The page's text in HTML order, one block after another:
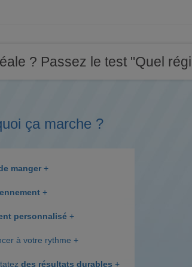
? Passez le test "Quel
ça marche ?
manger +
+
personnalisé +
à votre rythme +
des résultats durables +